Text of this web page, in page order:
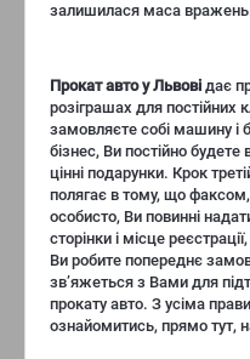
залишилася маса
Прокат авто у Львові дає
розіграшах для постійних
замовляєте собі машину і
бізнес, Ви постійно будете
цінні подарунки. Крок
полягає в тому, що
особисто, Ви повинні
сторінки і місце
Ви робите попереднє
зв’яжеться з Вами для
прокату авто. З усіма
ознайомитись, прямо тут,